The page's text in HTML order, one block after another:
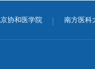
协和医学院 南方医科